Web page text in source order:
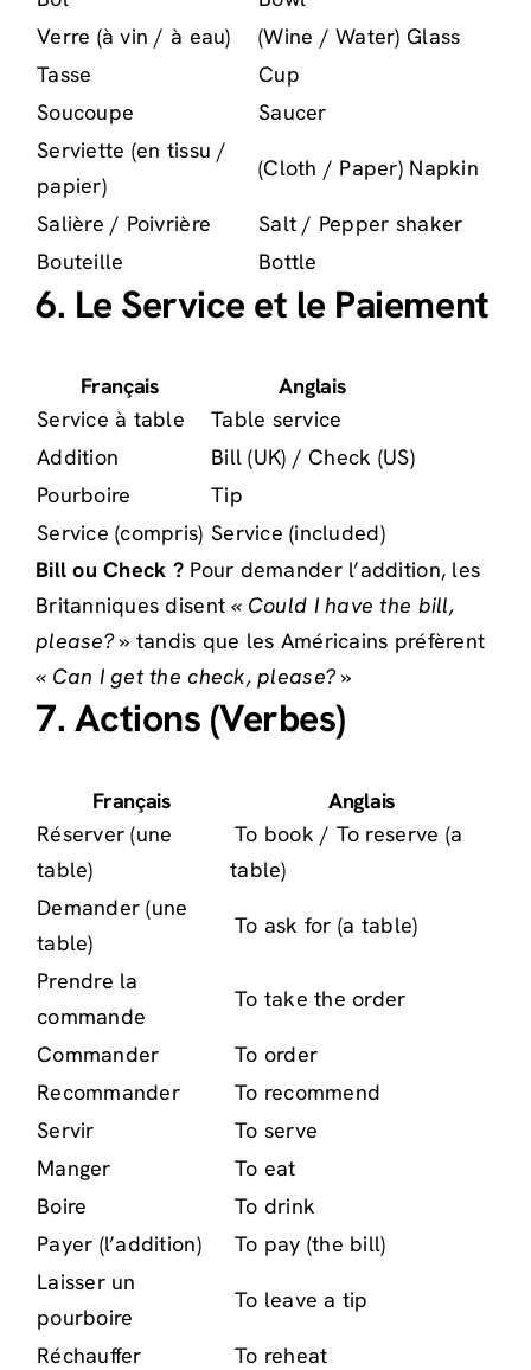
Verre (à vin / à eau)
(Wine / Water) Glass
Tasse
Cup
Soucoupe
Saucer
Serviette (en tissu /
papier)
(Cloth / Paper) Napkin
Salière / Poivrière
Salt / Pepper shaker
Bouteille
Bottle
6. Le Service et le Paiement
Français
Anglais
Service à table
Table service
Addition
Bill (UK) / Check (US)
Pourboire
Tip
Service (compris) Service (included)
Bill ou Check ? Pour demander l’addition, les
Britanniques disent« Could I have the bill,
please? » tandis que les Américains préfèrent
« Can I get the check, please? »
7. Actions (Verbes)
Français
Anglais
Réserver (une
table)
To book / To reserve (a
table)
Demander (une
table)
To ask for (a table)
Prendre la
commande
To take the order
Commander
To order
Recommander
To recommend
Servir
To serve
Manger
To eat
Boire
To drink
Payer (l’addition)
To pay (the bill)
Laisser un
pourboire
To leave a tip
Réchauffer
To reheat